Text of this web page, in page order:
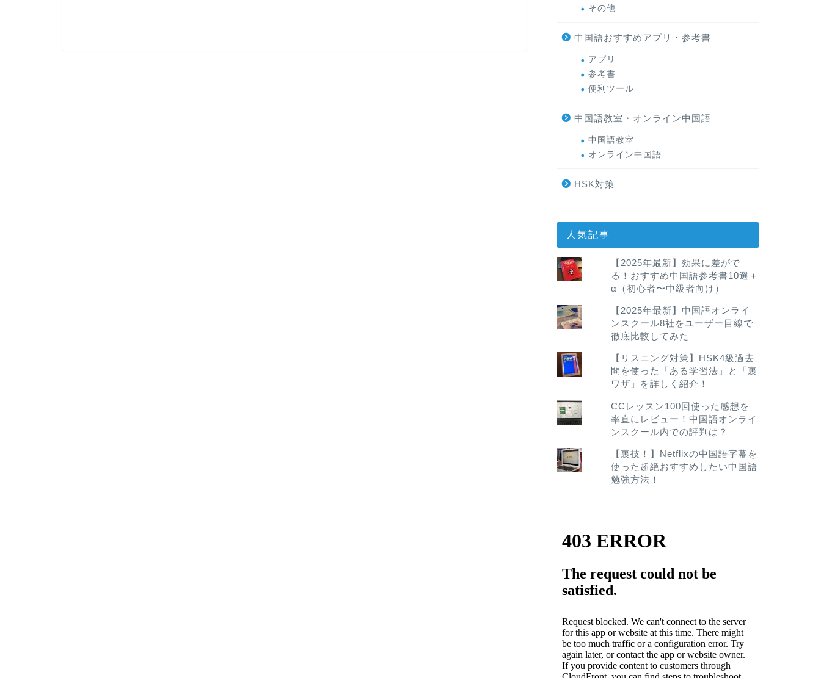
その他
中国語おすすめアプリ・参考書
アプリ
参考書
便利ツール
中国語教室・オンライン中国語
中国語教室
オンライン中国語
HSK対策
人気記事
【2025年最新】効果に差がで
る！おすすめ中国語参考書10選＋
α（初心者〜中級者向け）
【2025年最新】中国語オンライ
ンスクール8社をユーザー目線で
徹底比較してみた
【リスニング対策】HSK4級過去
問を使った「ある学習法」と「裏
ワザ」を詳しく紹介！
CCレッスン100回使った感想を
率直にレビュー！中国語オンライ
ンスクール内での評判は？
【裏技！】Netflixの中国語字幕を
使った超絶おすすめしたい中国語
勉強方法！